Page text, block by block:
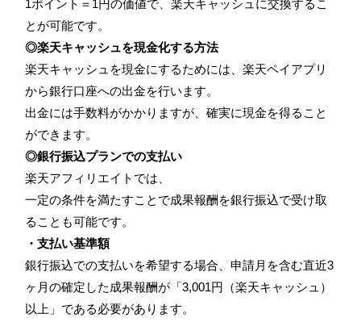
1ポイント＝1円の価値で、楽天キャッシュに交換するこ
とが可能です。
◎楽天キャッシュを現金化する方法
楽天キャッシュを現金にするためには、楽天ペイアプリ
から銀行口座への出金を行います。
出金には手数料がかかりますが、確実に現金を得ること
ができます。
◎銀行振込プランでの支払い
楽天アフィリエイトでは、
一定の条件を満たすことで成果報酬を銀行振込で受け取
ることも可能です。
・支払い基準額
銀行振込での支払いを希望する場合、申請月を含む直近3
ヶ月の確定した成果報酬が「3,001円（楽天キャッシュ）
以上」である必要があります。